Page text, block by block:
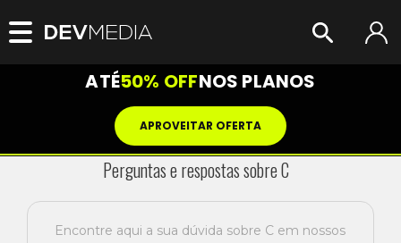
ATÉ50% OFFNOS PLANOS
APROVEITAR OFERTA
Perguntas e respostas sobre C
Encontre aqui a sua dúvida sobre C em nossos